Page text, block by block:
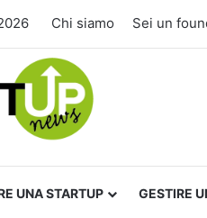
Chi siamo Sei un
UNA STARTUP GESTIRE